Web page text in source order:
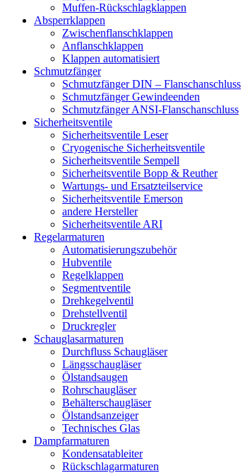
Muffen-Rückschlagklappen
Absperrklappen
Zwischenflanschklappen
Anflanschklappen
Klappen automatisiert
Schmutzfänger
Schmutzfänger DIN – Flanschanschluss
Schmutzfänger Gewindeenden
Schmutzfänger ANSI-Flanschanschluss
Sicherheitsventile
Sicherheitsventile Leser
Cryogenische Sicherheitsventile
Sicherheitsventile Sempell
Sicherheitsventile Bopp & Reuther
Wartungs- und Ersatzteilservice
Sicherheitsventile Emerson
andere Hersteller
Sicherheitsventile ARI
Regelarmaturen
Automatisierungszubehör
Hubventile
Regelklappen
Segmentventile
Drehkegelventil
Drehstellventil
Druckregler
Schauglas­armaturen
Durchfluss Schaugläser
Längsschaugläser
Ölstandsaugen
Rohrschaugläser
Behälterschaugläser
Ölstandsanzeiger
Technisches Glas
Dampfarmaturen
Kondensatableiter
Rückschlagarmaturen